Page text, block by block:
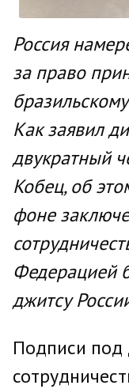
Россия
за право
Как заявил
двукратный
Кобец, об
фоне
Федерацией
джитсу
Подписи под